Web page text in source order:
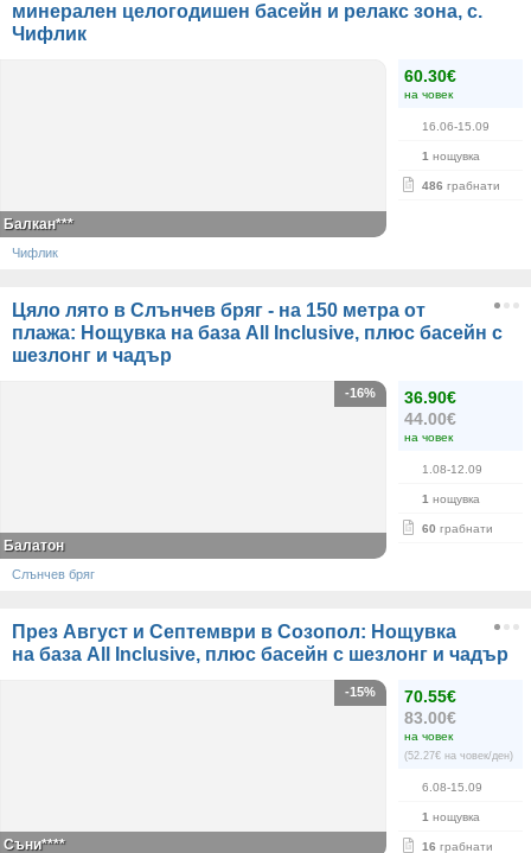
минерален целогодишен басейн и релакс зона, с.
Чифлик
60.30€
на човек
16.06-15.09
1 нощувка
486 грабнати
Балкан***
Чифлик
Цяло лято в Слънчев бряг - на 150 метра от
плажа: Нощувка на база All Inclusive, плюс басейн с
шезлонг и чадър
36.90€
44.00€
на човек
1.08-12.09
1 нощувка
60 грабнати
-16%
Балатон
Слънчев бряг
През Август и Септември в Созопол: Нощувка
на база All Inclusive, плюс басейн с шезлонг и чадър
70.55€
83.00€
на човек
(52.27€ на човек/ден)
6.08-15.09
1 нощувка
16 грабнати
-15%
Съни****